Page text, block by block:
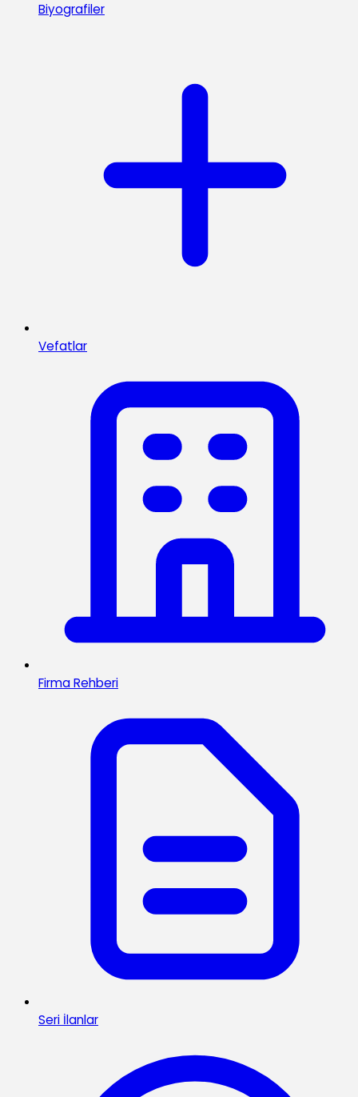
Biyografiler
Vefatlar
Firma Rehberi
Seri İlanlar